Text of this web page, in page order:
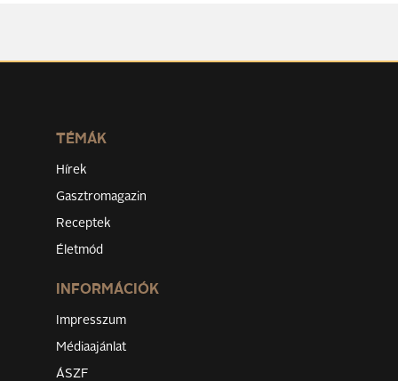
TÉMÁK
Hírek
Gasztromagazin
Receptek
Életmód
INFORMÁCIÓK
Impresszum
Médiaajánlat
ÁSZF